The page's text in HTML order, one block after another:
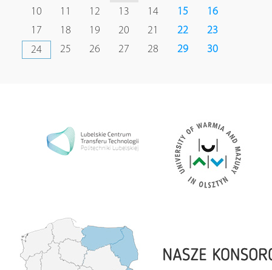
10
11 12 13 14 15
16
17
18 19 20 21 22
23
24
25 26 27 28 29 30